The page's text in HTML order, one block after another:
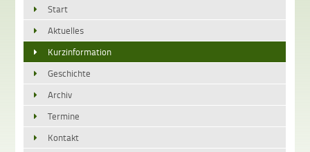
Start
Aktuelles
Kurzinformation
Geschichte
Archiv
Termine
Kontakt